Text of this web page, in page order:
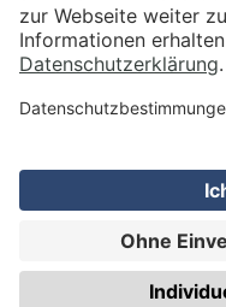
SOCIAL MEDIA